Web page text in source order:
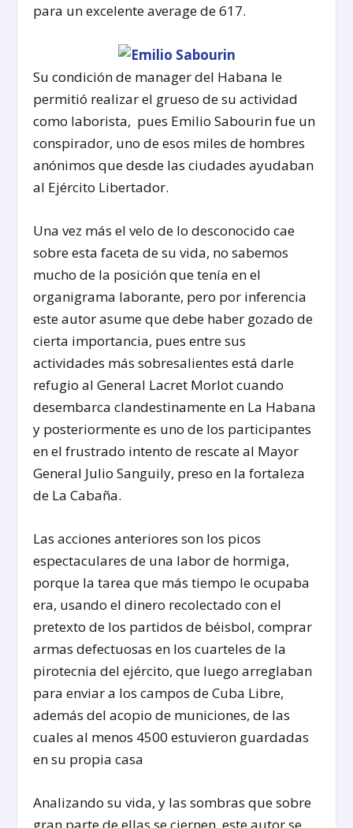
para un excelente average de 617.
Su condición de manager del Habana le
permitió realizar el grueso de su actividad
como laborista, pues Emilio Sabourin fue un
conspirador, uno de esos miles de hombres
anónimos que desde las ciudades ayudaban
al Ejército Libertador.
Una vez más el velo de lo desconocido cae
sobre esta faceta de su vida, no sabemos
mucho de la posición que tenía en el
organigrama laborante, pero por inferencia
este autor asume que debe haber gozado de
cierta importancia, pues entre sus
actividades más sobresalientes está darle
refugio al General Lacret Morlot cuando
desembarca clandestinamente en La Habana
y posteriormente es uno de los participantes
en el frustrado intento de rescate al Mayor
General Julio Sanguily, preso en la fortaleza
de La Cabaña.
Las acciones anteriores son los picos
espectaculares de una labor de hormiga,
porque la tarea que más tiempo le ocupaba
era, usando el dinero recolectado con el
pretexto de los partidos de béisbol, comprar
armas defectuosas en los cuarteles de la
pirotecnia del ejército, que luego arreglaban
para enviar a los campos de Cuba Libre,
además del acopio de municiones, de las
cuales al menos 4500 estuvieron guardadas
en su propia casa
Analizando su vida, y las sombras que sobre